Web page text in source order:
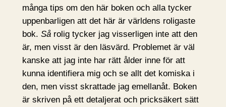
många tips om den här boken och alla tycker
uppenbarligen att det här är världens roligaste
bok. Sårolig tycker jag visserligen inte att den
är, men visst är den läsvärd. Problemet är väl
kanske att jag inte har rätt ålder inne för att
kunna identifiera mig och se allt det komiska i
den, men visst skrattade jag emellanåt. Boken
är skriven på ett detaljerat och pricksäkert sätt